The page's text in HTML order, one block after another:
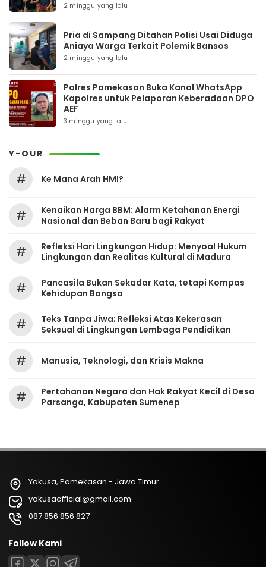
2 minggu yang lalu
Pria di Sampang Ditahan Polisi Usai Diduga
Aniaya Warga Terkait Polemik Bansos
2 minggu yang lalu
Polres Pamekasan Buka Kanal WhatsApp
Kapolres untuk Pelaporan Keberadaan DPO
AEF
3 minggu yang lalu
Y-OUR
# Ke Mana Arah HMI?
#
Kenaikan Harga BBM: Alarm Ketahanan Energi
Nasional dan Beban Baru bagi Rakyat
#
Refleksi Hari Lingkungan Hidup: Menyoal Hukum
Lingkungan dan Realitas Kultural di Madura
#
Pancasila Bukan Sekadar Kata, tetapi Kompas
Kehidupan Bangsa
#
Teks Tanpa Jiwa; Refleksi Atas Kekerasan
Seksual di Lingkungan Lembaga Pendidikan
# Manusia, Teknologi, dan Krisis Makna
#
Pertahanan Negara dan Hak Rakyat Kecil di Desa
Parsanga, Kabupaten Sumenep
Yakusa, Pamekasan - Jawa Timur
yakusaofficial@gmail.com
087 856 856 827
Follow Kami